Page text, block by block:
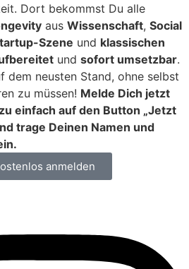
Dort bekommst Du alle
aus Wissenschaft, Social
Szene und klassischen
und sofort umsetzbar.
dem neusten Stand, ohne selbst
zu müssen! Melde Dich jetzt
einfach auf den Button „Jetzt
trage Deinen Namen und
anmelden